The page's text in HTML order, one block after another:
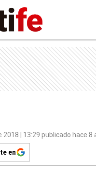
2018 | 13:29 publicado hace 8
en